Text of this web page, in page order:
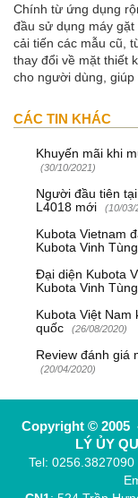
Chính từ ứng dụng
đầu sử dụng máy
cải tiến các mẫu cũ,
thay đổi về mặt thiết
cho người dùng, giúp
CÁC TIN KHÁC
Khuyến mãi khi
(30/10/2021)
Người đầu tiên
L4018 mới
(10/03/
Kubota Vietnam
Kubota Vinh Tùng
Đại diện Kubota
Kubota Vinh Tùng
Kubota Việt Nam
quốc
(26/08/2020)
Review đánh giá
(20/04/2020)
Copyright © 2005
LÝ ỦY
Tel: